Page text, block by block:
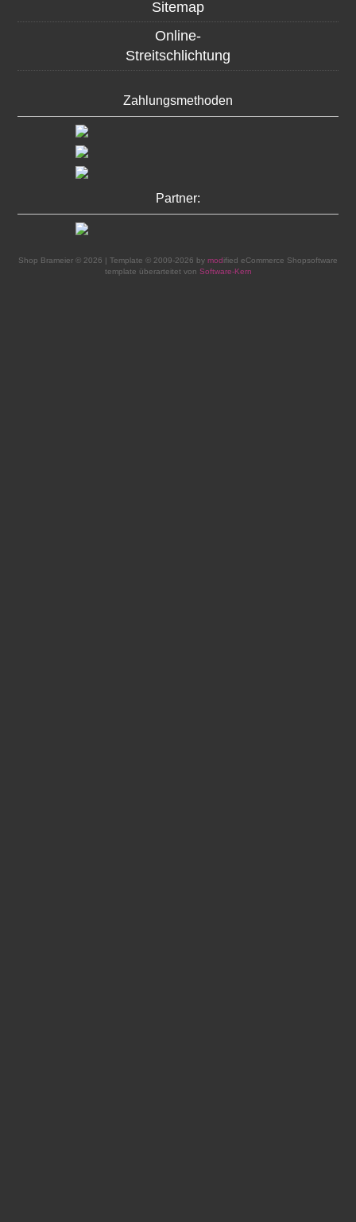
Sitemap
Online-
Streitschlichtung
Zahlungsmethoden
Partner:
Shop Brameier © 2026 | Template © 2009-2026 by modified eCommerce Shopsoftware
template überarteitet von Software-Kern